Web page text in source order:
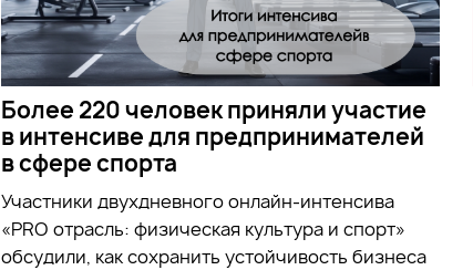
Более 220 человек приняли участие
в интенсиве для предпринимателей
в сфере спорта
Участники двухдневного онлайн-интенсива
«PRO отрасль: физическая культура и спорт»
обсудили, как сохранить устойчивость бизнеса